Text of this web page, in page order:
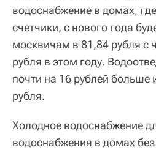
водоснабжение в домах,
счетчики, с нового года
москвичам в 81,84 рубля с
рубля в этом году.
почти на 16 рублей больше
рубля.
Холодное водоснабжение
водоснабжения в домах без